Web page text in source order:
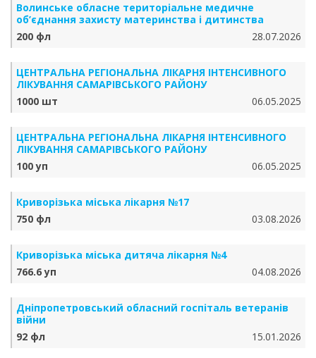
Волинське обласне територіальне медичне
об’єднання захисту материнства і дитинства
200 фл
28.07.2026
ЦЕНТРАЛЬНА РЕГІОНАЛЬНА ЛІКАРНЯ ІНТЕНСИВНОГО
ЛІКУВАННЯ САМАРІВСЬКОГО РАЙОНУ
1000 шт
06.05.2025
ЦЕНТРАЛЬНА РЕГІОНАЛЬНА ЛІКАРНЯ ІНТЕНСИВНОГО
ЛІКУВАННЯ САМАРІВСЬКОГО РАЙОНУ
100 уп
06.05.2025
Криворізька міська лікарня №17
750 фл
03.08.2026
Криворізька міська дитяча лікарня №4
766.6 уп
04.08.2026
Дніпропетровський обласний госпіталь ветеранів
війни
92 фл
15.01.2026